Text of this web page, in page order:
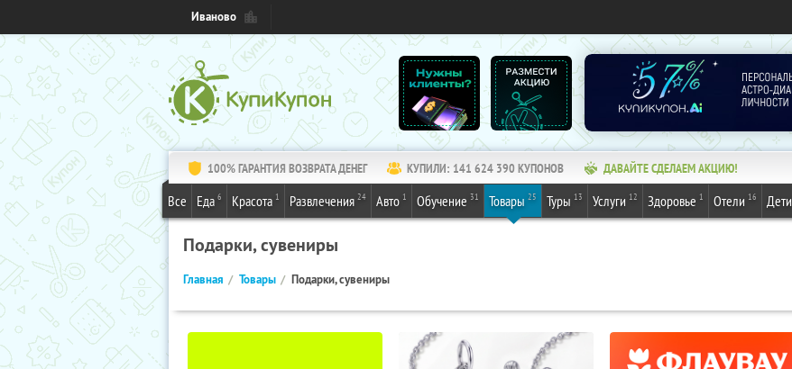
Иваново
100% ГАРАНТИЯ ВОЗВРАТА ДЕНЕГ КУПИЛИ: 141 624 390КУПОНОВ ДАВАЙТЕ СДЕЛАЕМ АКЦИЮ!
Все Еда 6 Красота 1 Развлечения 24 Авто 1 Обучение 31 Товары 25 Туры 13 Услуги 12 Здоровье 1 Отели 16 Дети
Подарки, сувениры
Главная Товары Подарки, сувениры